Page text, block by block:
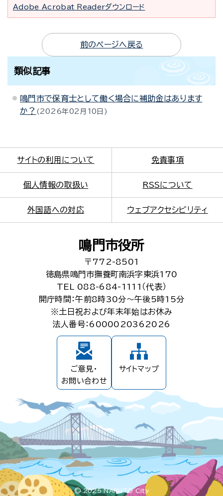
Adobe Acrobat Readerダウンロード
前のページへ戻る
類似記事
鳴門市で保育士として働く場合に補助金はあります
か？
2026年02月10日
サイトの利用について 免責事項
個人情報の取扱い RSSについて
外国語への対応 ウェブアクセシビリティ
鳴門市役所
〒772-8501
徳島県鳴門市撫養町南浜字東浜170
TEL 088-684-1111（代表）
開庁時間：午前8時30分～午後5時15分
※土日祝および年末年始はお休み
法人番号：6000020362026
ご意見・
お問い合わせ
サイトマップ
© 2025 NARUTO City